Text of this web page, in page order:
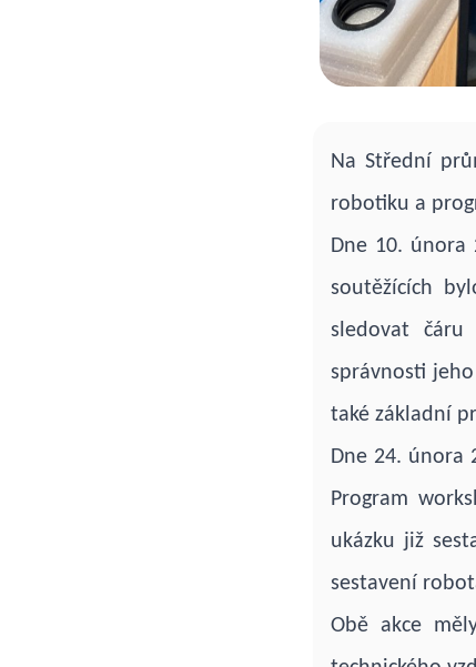
Na Střední
robotiku a
Dne 10. února
soutěžících
sledovat
správnosti
také základní
Dne 24. února
Program
ukázku již
sestavení
Obě akce